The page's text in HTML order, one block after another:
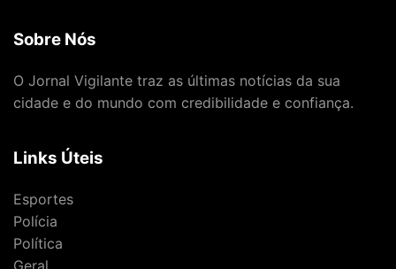
Sobre Nós
O Jornal Vigilante traz as últimas notícias da sua
cidade e do mundo com credibilidade e confiança.
Links Úteis
Esportes
Polícia
Política
Geral